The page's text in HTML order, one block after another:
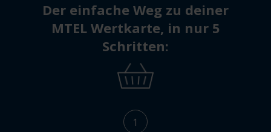
Der einfache Weg zu deiner
MTEL Wertkarte, in nur 5
Schritten:
1